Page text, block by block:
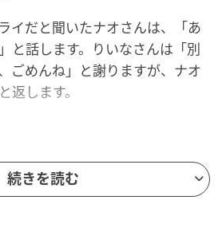
イだと聞いたナオさんは、「あ
と話します。りいなさんは「別
ごめんね」と謝りますが、ナオ
返します。
続きを読む